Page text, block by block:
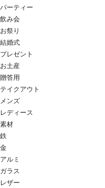
パーティー
飲み会
お祭り
結婚式
プレゼント
お土産
贈答用
テイクアウト
メンズ
レディース
素材
鉄
金
アルミ
ガラス
レザー